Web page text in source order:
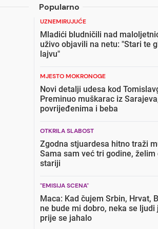
Popularno
UZNEMIRUJUĆE
Mladići bludničili nad
uživo objavili na netu: "Stari te
lajvu"
MJESTO MOKRONOGE
Novi detalji udesa kod
Preminuo muškarac iz
povrijeđenima i beba
OTKRILA SLABOST
Zgodna stjuardesa hitno traži
Sama sam već tri godine, želim
stariji
"EMISIJA SCENA"
Maca: Kad čujem Srbin, Hrvat,
ne bude mi dobro, neka se ljudi
prije se jahalo